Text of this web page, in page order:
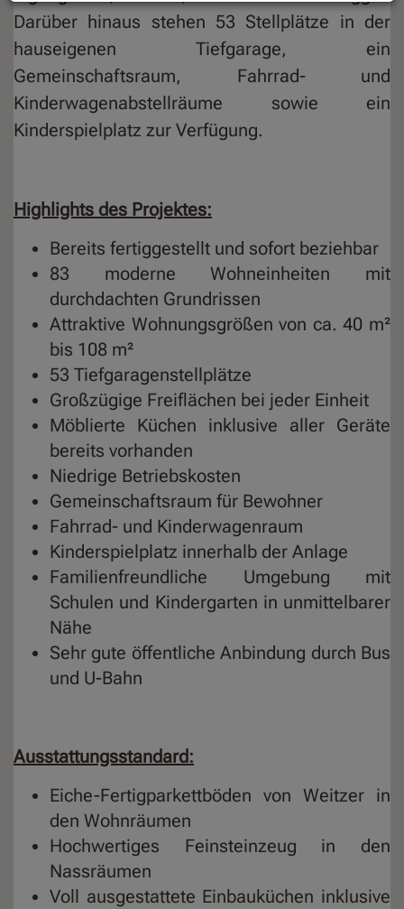
Darüber hinaus stehen 53 Stellplätze in der
hauseigenen Tiefgarage, ein
Gemeinschaftsraum, Fahrrad- und
Kinderwagenabstellräume sowie ein
Kinderspielplatz zur Verfügung.
Highlights des Projektes:
Bereits fertiggestellt und sofort beziehbar
83 moderne Wohneinheiten mit
durchdachten Grundrissen
Attraktive Wohnungsgrößen von ca. 40 m²
bis 108 m²
53 Tiefgaragenstellplätze
Großzügige Freiflächen bei jeder Einheit
Möblierte Küchen inklusive aller Geräte
bereits vorhanden
Niedrige Betriebskosten
Gemeinschaftsraum für Bewohner
Fahrrad- und Kinderwagenraum
Kinderspielplatz innerhalb der Anlage
Familienfreundliche Umgebung mit
Schulen und Kindergarten in unmittelbarer
Nähe
Sehr gute öffentliche Anbindung durch Bus
und U-Bahn
Ausstattungsstandard:
Eiche-Fertigparkettböden von Weitzer in
den Wohnräumen
Hochwertiges Feinsteinzeug in den
Nassräumen
Voll ausgestattete Einbauküchen inklusive